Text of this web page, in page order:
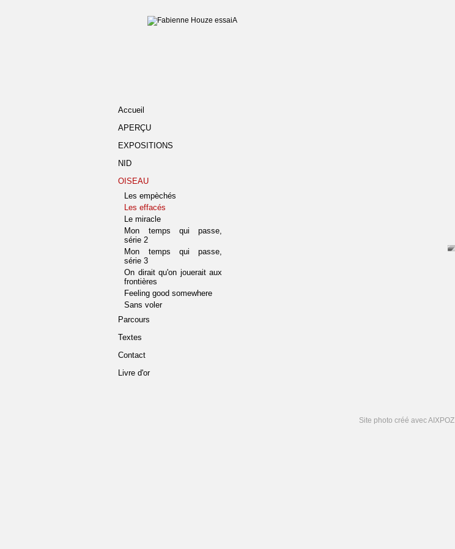
Accueil
APERÇU
EXPOSITIONS
NID
OISEAU
Les empèchés
Les effacés
Le miracle
Mon temps qui passe,
série 2
Mon temps qui passe,
série 3
On dirait qu'on jouerait aux
frontières
Feeling good somewhere
Sans voler
Parcours
Textes
Contact
Livre d'or
Site photo créé avec AIXPOZ